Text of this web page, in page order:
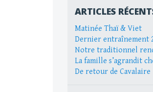
ARTICLES
Matinée Thaï & Viet
Dernier entraînement
Notre traditionnel
La famille s’agrandit
De retour de Cavalaire